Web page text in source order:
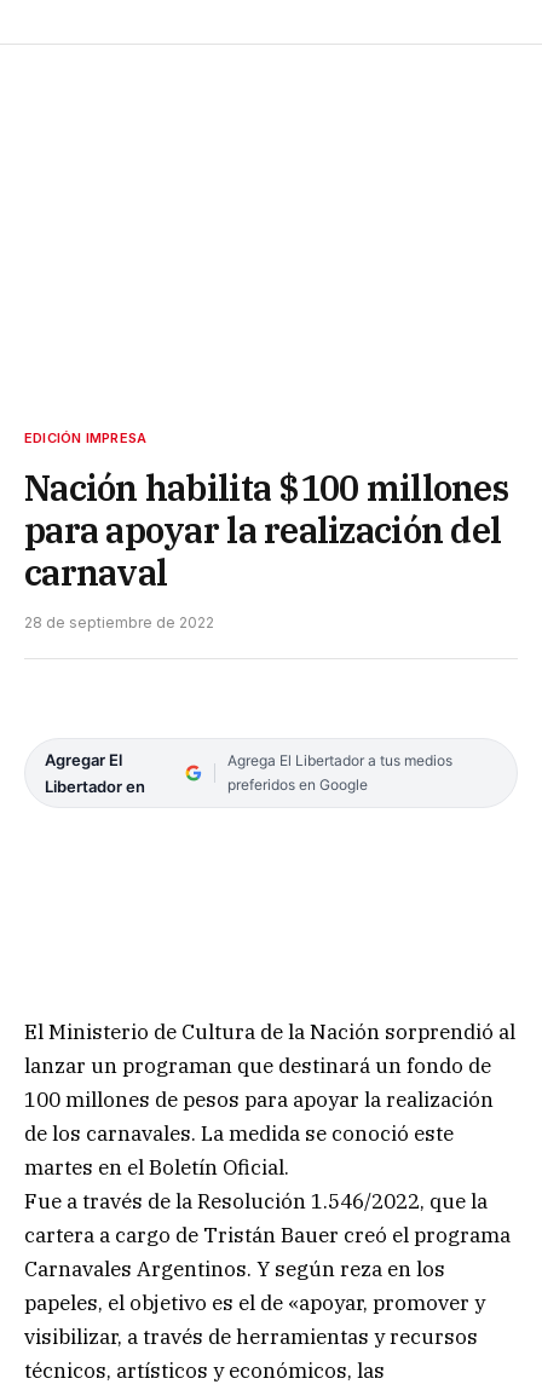
EDICIÓN IMPRESA
Nación habilita $100 millones
para apoyar la realización del
carnaval
28 de septiembre de 2022
Agregar El
Libertador en
Agrega El Libertador a tus medios
preferidos en Google
El Ministerio de Cultura de la Nación sorprendió al
lanzar un programan que destinará un fondo de
100 millones de pesos para apoyar la realización
de los carnavales. La medida se conoció este
martes en el Boletín Oficial.
Fue a través de la Resolución 1.546/2022, que la
cartera a cargo de Tristán Bauer creó el programa
Carnavales Argentinos. Y según reza en los
papeles, el objetivo es el de «apoyar, promover y
visibilizar, a través de herramientas y recursos
técnicos, artísticos y económicos, las